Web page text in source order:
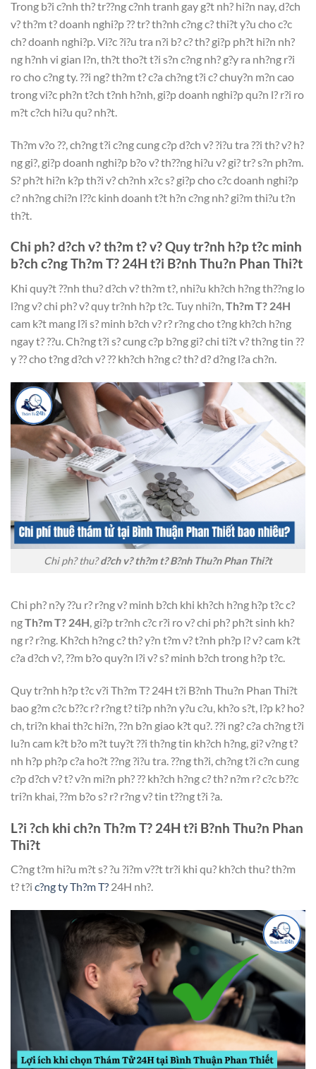
Trong b?i c?nh th? tr??ng c?nh tranh gay g?t nh? hi?n nay, d?ch
v? th?m t? doanh nghi?p ?? tr? th?nh c?ng c? thi?t y?u cho c?c
ch? doanh nghi?p. Vi?c ?i?u tra n?i b? c? th? gi?p ph?t hi?n nh?
ng h?nh vi gian l?n, th?t tho?t t?i s?n c?ng nh? g?y ra nh?ng r?i
ro cho c?ng ty. ??i ng? th?m t? c?a ch?ng t?i c? chuy?n m?n cao
trong vi?c ph?n t?ch t?nh h?nh, gi?p doanh nghi?p qu?n l? r?i ro
m?t c?ch hi?u qu? nh?t.
Th?m v?o ??, ch?ng t?i c?ng cung c?p d?ch v? ?i?u tra ??i th? v? h?
ng gi?, gi?p doanh nghi?p b?o v? th??ng hi?u v? gi? tr? s?n ph?m.
S? ph?t hi?n k?p th?i v? ch?nh x?c s? gi?p cho c?c doanh nghi?p
c? nh?ng chi?n l??c kinh doanh t?t h?n c?ng nh? gi?m thi?u t?n
th?t.
Chi ph? d?ch v? th?m t? v? Quy tr?nh h?p t?c minh
b?ch c?ng Th?m T? 24H t?i B?nh Thu?n Phan Thi?t
Khi quy?t ??nh thu? d?ch v? th?m t?, nhi?u kh?ch h?ng th??ng lo
l?ng v? chi ph? v? quy tr?nh h?p t?c. Tuy nhi?n,Th?m T? 24H
cam k?t mang l?i s? minh b?ch v? r? r?ng cho t?ng kh?ch h?ng
ngay t? ??u. Ch?ng t?i s? cung c?p b?ng gi? chi ti?t v? th?ng tin ??
y ?? cho t?ng d?ch v? ?? kh?ch h?ng c? th? d? d?ng l?a ch?n.
Chi ph? thu?d?ch v? th?m t? B?nh Thu?n Phan Thi?t
Chi ph? n?y ??u r? r?ng v? minh b?ch khi kh?ch h?ng h?p t?c c?
ngTh?m T? 24H, gi?p tr?nh c?c r?i ro v? chi ph? ph?t sinh kh?
ng r? r?ng. Kh?ch h?ng c? th? y?n t?m v? t?nh ph?p l? v? cam k?t
c?a d?ch v?, ??m b?o quy?n l?i v? s? minh b?ch trong h?p t?c.
Quy tr?nh h?p t?c v?i Th?m T? 24H t?i B?nh Thu?n Phan Thi?t
bao g?m c?c b??c r? r?ng t? ti?p nh?n y?u c?u, kh?o s?t, l?p k? ho?
ch, tri?n khai th?c hi?n, ??n b?n giao k?t qu?. ??i ng? c?a ch?ng t?i
lu?n cam k?t b?o m?t tuy?t ??i th?ng tin kh?ch h?ng, gi? v?ng t?
nh h?p ph?p c?a ho?t ??ng ?i?u tra. ??ng th?i, ch?ng t?i c?n cung
c?p d?ch v? t? v?n mi?n ph? ?? kh?ch h?ng c? th? n?m r? c?c b??c
tri?n khai, ??m b?o s? r? r?ng v? tin t??ng t?i ?a.
L?i ?ch khi ch?n Th?m T? 24H t?i B?nh Thu?n Phan
Thi?t
C?ng t?m hi?u m?t s? ?u ?i?m v??t tr?i khi qu? kh?ch thu? th?m
t? t?i c?ng ty Th?m T? 24H nh?.